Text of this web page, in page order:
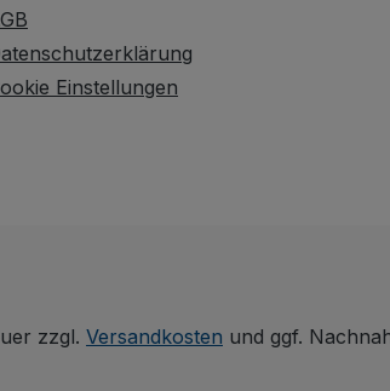
sorgen für zusätzliche
Stabilität. Die dauerhaft
Einstellungen
zzgl. Versandkosten und ggf.